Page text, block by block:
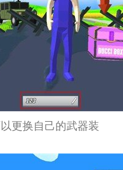
更换自己的武器装